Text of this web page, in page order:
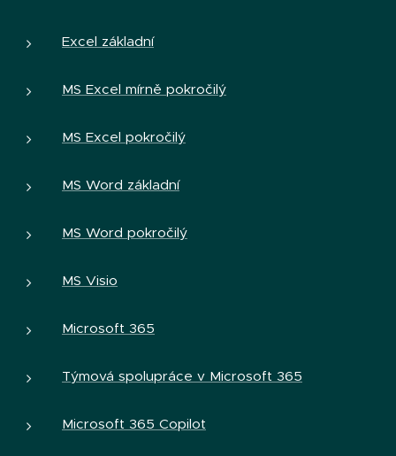
Excel základní
MS Excel mírně pokročilý
MS Excel pokročilý
MS Word základní
MS Word pokročilý
MS Visio
Microsoft 365
Týmová spolupráce v Microsoft 365
Microsoft 365 Copilot